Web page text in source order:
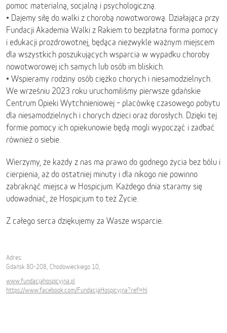
pomoc materialną, socjalną i psychologiczną.
• Dajemy siłę do walki z chorobą nowotworową. Działająca przy
Fundacji Akademia Walki z Rakiem to bezpłatna forma pomocy
i edukacji prozdrowotnej, będąca niezwykle ważnym miejscem
dla wszystkich poszukujących wsparcia w wypadku choroby
nowotworowej ich samych lub osób im bliskich.
• Wspieramy rodziny osób ciężko chorych i niesamodzielnych.
We wrześniu 2023 roku uruchomiliśmy pierwsze gdańskie
Centrum Opieki Wytchnieniowej – placówkę czasowego pobytu
dla niesamodzielnych i chorych dzieci oraz dorosłych. Dzięki tej
formie pomocy ich opiekunowie będą mogli wypocząć i zadbać
również o siebie.
Wierzymy, że każdy z nas ma prawo do godnego życia bez bólu i
cierpienia, aż do ostatniej minuty i dla nikogo nie powinno
zabraknąć miejsca w Hospicjum. Każdego dnia staramy się
udowadniać, że Hospicjum to też Życie.
Z całego serca dziękujemy za Wasze wsparcie.
Adres:
Gdańsk 80-208, Chodowieckiego 10,
www.fundacjahospicyjna.pl
https://www.facebook.com/FundacjaHospicyjna?ref=hl